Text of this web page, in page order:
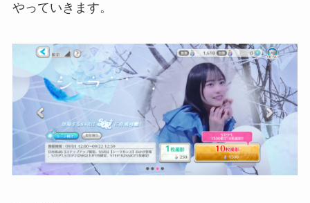
やっていきます。